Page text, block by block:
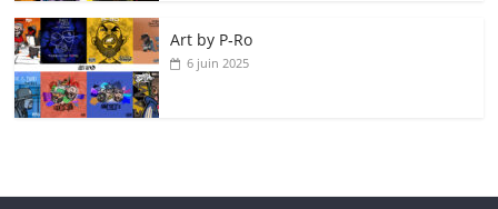
Art by P‑Ro
6 juin 2025